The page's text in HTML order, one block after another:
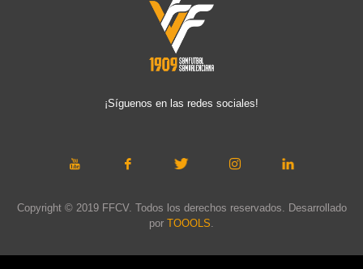
¡Síguenos en las redes sociales!
Copyright © 2019 FFCV. Todos los derechos reservados. Desarrollado
por TOOOLS.